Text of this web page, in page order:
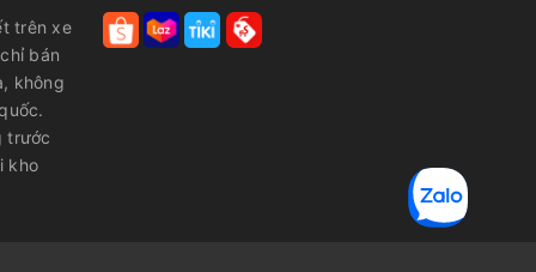
trên xe
bán
không
trước
kho